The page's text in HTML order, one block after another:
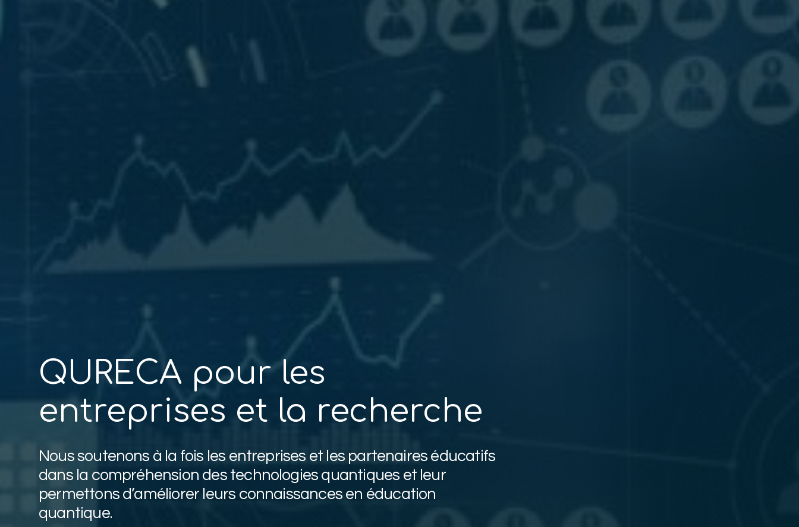
QURECA pour les
entreprises et la recherche
Nous soutenons à la fois les entreprises et les partenaires éducatifs
dans la compréhension des technologies quantiques et leur
permettons d’améliorer leurs connaissances en éducation
quantique.